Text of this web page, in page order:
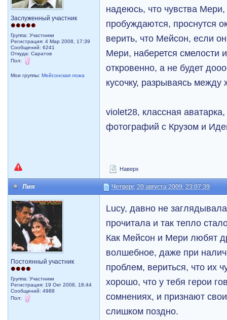
Заслуженный участник
Группа: Участники
Регистрация: 4 Мар 2008, 17:39
Сообщений: 6241
Откуда: Саратов
Пол:
Мои группы:Мейсонская ложа
надеюсь, что чувства
пробуждаются, проснутся
верить, что Мейсон, если
Мери, наберется смелости
откровенно, а не будет
кусочку, разрываясь
violet28, классная
фотографий с Крузом и
Наверх
Лия Четверг, 20 августа 2009, 23:07:39
Постоянный участник
Группа: Участники
Регистрация: 19 Окт 2008, 18:44
Сообщений: 4988
Пол:
Lucy, давно не
прочитала и так тепло
Как Мейсон и Мери любят
волшебное, даже при
проблем, вериться, что их
хорошо, что у тебя герои
сомнениях, и признают
слишком поздно.